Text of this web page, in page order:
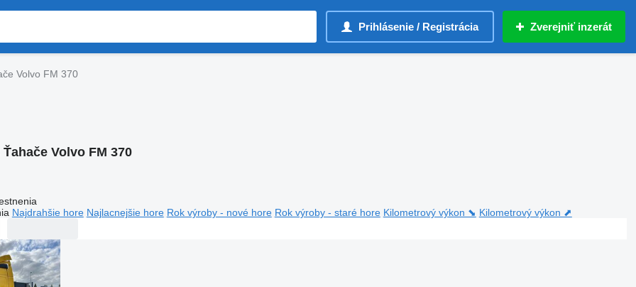
Prihlásenie / Registrácia Zverejniť inzerát
Volvo FM 370
Ťahače Volvo FM 370
Najdrahšie hore Najlacnejšie hore Rok výroby - nové hore Rok výroby - staré hore Kilometrový výkon ⬊ Kilometrový výkon ⬈